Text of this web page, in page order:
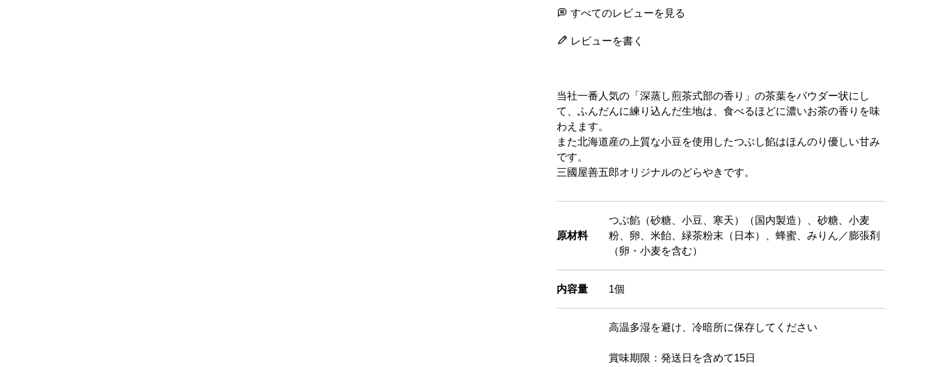
すべてのレビューを見る
レビューを書く
当社一番人気の「深蒸し煎茶式部の香り」の茶葉をパウダー状にし
て、ふんだんに練り込んだ生地は、食べるほどに濃いお茶の香りを味
わえます。
また北海道産の上質な小豆を使用したつぶし餡はほんのり優しい甘み
です。
三國屋善五郎オリジナルのどらやきです。
原材料
つぶ餡（砂糖、小豆、寒天）（国内製造）、砂糖、小麦
粉、卵、米飴、緑茶粉末（日本）、蜂蜜、みりん／膨張剤
（卵・小麦を含む）
内容量 1個
高温多湿を避け、冷暗所に保存してください
賞味期限：発送日を含めて15日